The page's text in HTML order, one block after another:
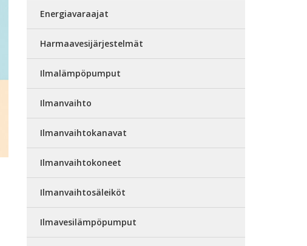
Energiavaraajat
Harmaavesijärjestelmät
Ilmalämpöpumput
Ilmanvaihto
Ilmanvaihtokanavat
Ilmanvaihtokoneet
Ilmanvaihtosäleiköt
Ilmavesilämpöpumput